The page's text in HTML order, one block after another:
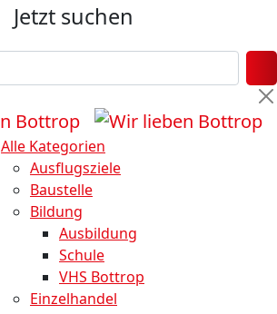
Jetzt suchen
Alle Kategorien
Ausflugsziele
Baustelle
Bildung
Ausbildung
Schule
VHS Bottrop
Einzelhandel